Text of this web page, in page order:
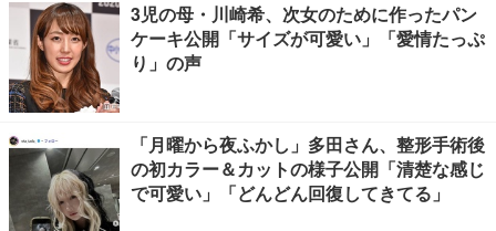
3児の母・川崎希、次女のために作ったパン
ケーキ公開「サイズが可愛い」「愛情たっぷ
り」の声
「月曜から夜ふかし」多田さん、整形手術後
の初カラー＆カットの様子公開「清楚な感じ
で可愛い」「どんどん回復してきてる」